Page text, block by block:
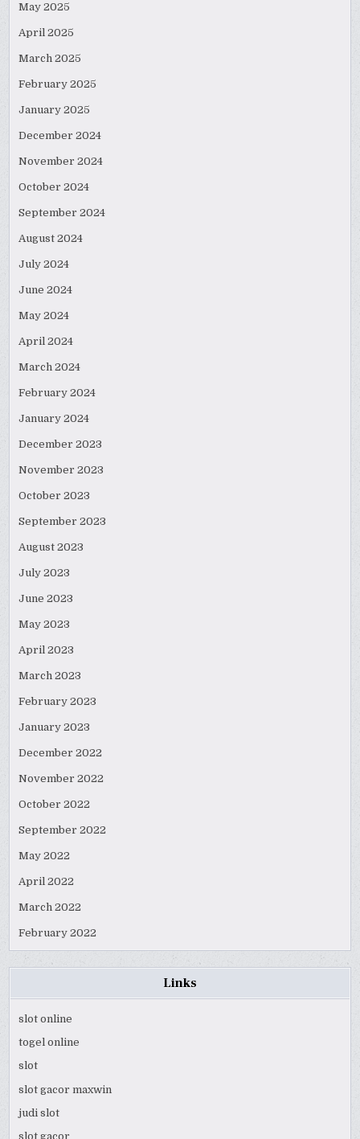
May 2025
April 2025
March 2025
February 2025
January 2025
December 2024
November 2024
October 2024
September 2024
August 2024
July 2024
June 2024
May 2024
April 2024
March 2024
February 2024
January 2024
December 2023
November 2023
October 2023
September 2023
August 2023
July 2023
June 2023
May 2023
April 2023
March 2023
February 2023
January 2023
December 2022
November 2022
October 2022
September 2022
May 2022
April 2022
March 2022
February 2022
Links
slot online
togel online
slot
slot gacor maxwin
judi slot
slot gacor